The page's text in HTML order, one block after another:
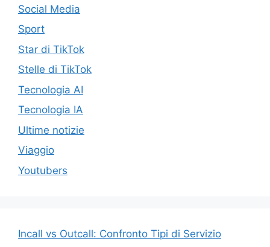
Social Media
Sport
Star di TikTok
Stelle di TikTok
Tecnologia AI
Tecnologia IA
Ultime notizie
Viaggio
Youtubers
Incall vs Outcall: Confronto Tipi di Servizio